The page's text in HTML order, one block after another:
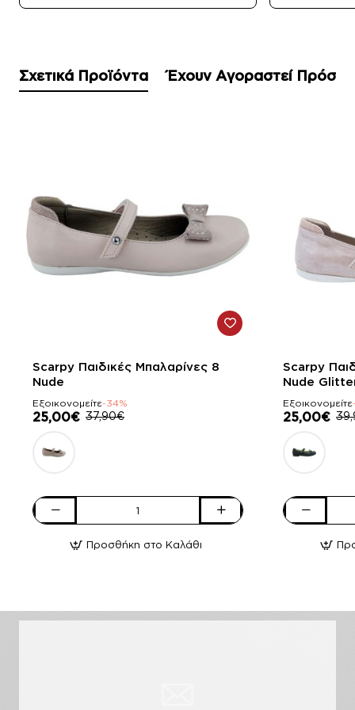
Σχετικά Προϊόντα Έχουν Αγοραστεί
-34%
Scarpy Παιδικές Μπαλαρίνες 8
Nude
Εξοικονομείτε-34%
25,00€ 37,90€
Scarpy
ΜπαλαρίνεςΠροσθήκη στο Καλάθι
-37%
Scarpy
Nude
Εξοικονομείτε
25,00€
Scarpy
Μπαλαρίνες